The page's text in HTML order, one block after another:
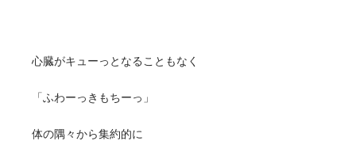
心臓がキューっとなることもなく
「ふわーっきもちーっ」
体の隅々から集約的に